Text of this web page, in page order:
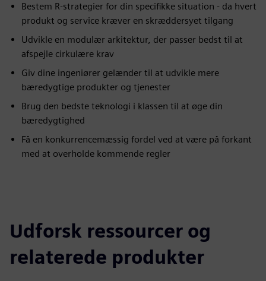
Bestem R-strategier for din specifikke situation - da hvert
produkt og service kræver en skræddersyet tilgang
Udvikle en modulær arkitektur, der passer bedst til at
afspejle cirkulære krav
Giv dine ingeniører gelænder til at udvikle mere
bæredygtige produkter og tjenester
Brug den bedste teknologi i klassen til at øge din
bæredygtighed
Få en konkurrencemæssig fordel ved at være på forkant
med at overholde kommende regler
Udforsk ressourcer og
relaterede produkter